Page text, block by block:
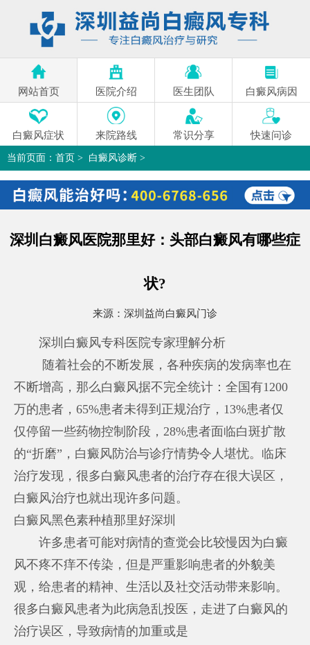
网站首页 医院介绍 医生团队 白癜风病因
白癜风症状 来院路线 常识分享 快速问诊
当前页面： 首页 > 白癜风诊断 >
深圳白癜风医院那里好：头部白癜风有哪些症状?>
深圳白癜风医院那里好：头部白癜风有哪些症
状?
来源： 深圳益尚白癜风门诊
深圳白癜风专科医院专家理解分析
随着社会的不断发展，各种疾病的发病率也在
不断增高，那么白癜风据不完全统计：全国有1200
万的患者，65%患者未得到正规治疗，13%患者仅
仅停留一些药物控制阶段，28%患者面临白斑扩散
的“折磨”，白癜风防治与诊疗情势令人堪忧。临床
治疗发现，很多白癜风患者的治疗存在很大误区，
白癜风治疗也就出现许多问题。
白癜风黑色素种植那里好深圳
许多患者可能对病情的查觉会比较慢因为白癜
风不疼不痒不传染，但是严重影响患者的外貌美
观，给患者的精神、生活以及社交活动带来影响。
很多白癜风患者为此病急乱投医，走进了白癜风的
治疗误区，导致病情的加重或是